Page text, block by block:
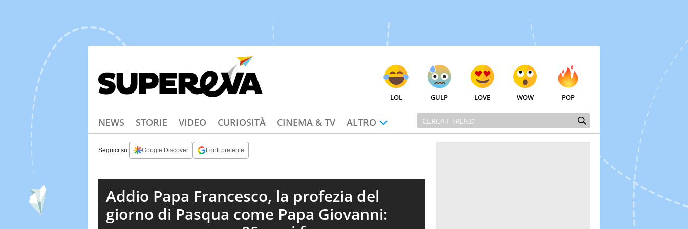
LOL GULP LOVE WOW POP
NEWS STORIE VIDEO CURIOSITÀ CINEMA & TV ALTRO
Seguici su: Google Discover Fonti preferite
Addio Papa Francesco, la profezia del
giorno di Pasqua come Papa Giovanni: